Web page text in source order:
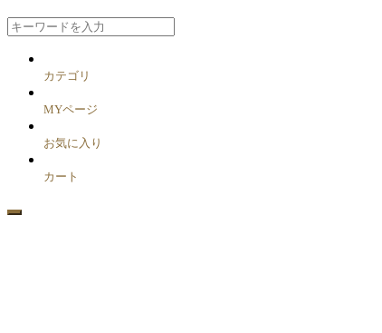
カテゴリ
MYページ
お気に入り
カート